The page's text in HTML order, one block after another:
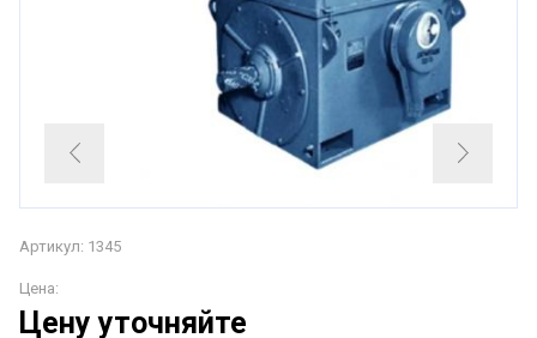
Артикул: 1345
Цена:
Цену уточняйте